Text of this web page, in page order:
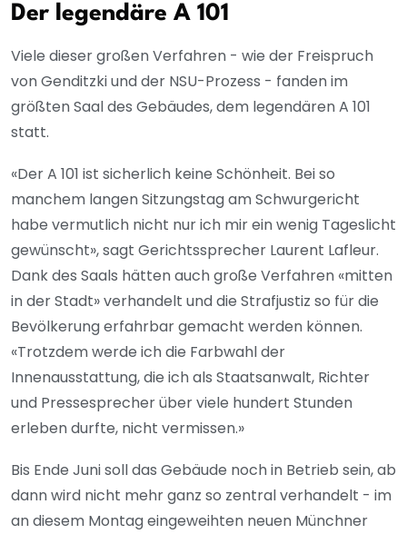
Der legendäre A 101
Viele dieser großen Verfahren - wie der Freispruch
von Genditzki und der NSU-Prozess - fanden im
größten Saal des Gebäudes, dem legendären A 101
statt.
«Der A 101 ist sicherlich keine Schönheit. Bei so
manchem langen Sitzungstag am Schwurgericht
habe vermutlich nicht nur ich mir ein wenig Tageslicht
gewünscht», sagt Gerichtssprecher Laurent Lafleur.
Dank des Saals hätten auch große Verfahren «mitten
in der Stadt» verhandelt und die Strafjustiz so für die
Bevölkerung erfahrbar gemacht werden können.
«Trotzdem werde ich die Farbwahl der
Innenausstattung, die ich als Staatsanwalt, Richter
und Pressesprecher über viele hundert Stunden
erleben durfte, nicht vermissen.»
Bis Ende Juni soll das Gebäude noch in Betrieb sein, ab
dann wird nicht mehr ganz so zentral verhandelt - im
an diesem Montag eingeweihten neuen Münchner